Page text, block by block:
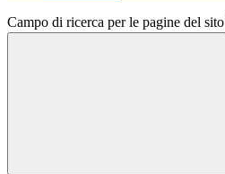
Campo di ricerca per le pagine del sito